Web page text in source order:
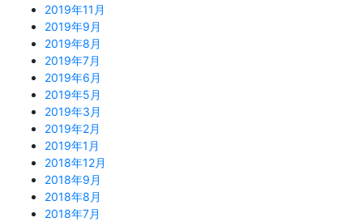
2019年11月
2019年9月
2019年8月
2019年7月
2019年6月
2019年5月
2019年3月
2019年2月
2019年1月
2018年12月
2018年9月
2018年8月
2018年7月